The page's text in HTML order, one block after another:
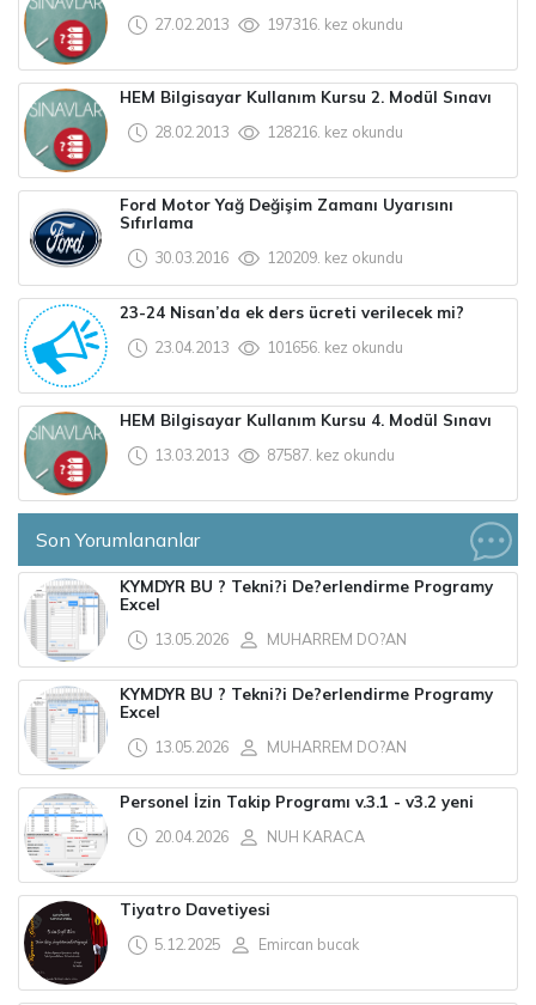
27.02.2013
197316. kez okundu
HEM Bilgisayar Kullanım Kursu 2. Modül Sınavı
28.02.2013
128216. kez okundu
Ford Motor Yağ Değişim Zamanı Uyarısını
Sıfırlama
30.03.2016
120209. kez okundu
23-24 Nisan’da ek ders ücreti verilecek mi?
23.04.2013
101656. kez okundu
HEM Bilgisayar Kullanım Kursu 4. Modül Sınavı
13.03.2013
87587. kez okundu
Son Yorumlananlar
KYMDYR BU ? Tekni?i De?erlendirme Programy
Excel
13.05.2026
MUHARREM DO?AN
KYMDYR BU ? Tekni?i De?erlendirme Programy
Excel
13.05.2026
MUHARREM DO?AN
Personel İzin Takip Programı v.3.1 - v3.2 yeni
20.04.2026
NUH KARACA
Tiyatro Davetiyesi
5.12.2025
Emircan bucak